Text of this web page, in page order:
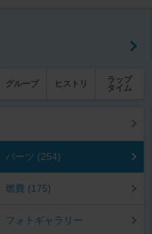
グループ ヒストリ
ラップ
タイム
パーツ (254)
燃費 (175)
フォトギャラリー